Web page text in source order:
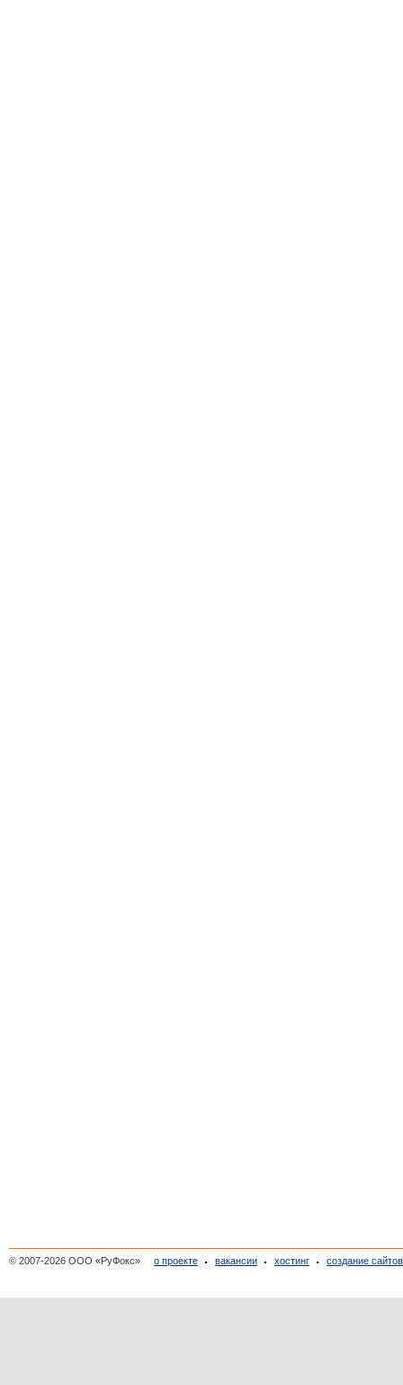
© 2007-2026 ООО «РуФокс» о проекте вакансии хостинг создание сайтов